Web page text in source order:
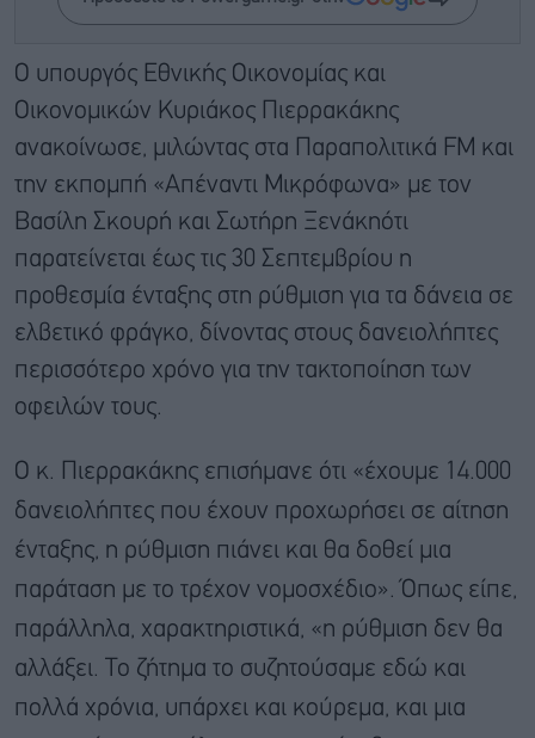
Ο υπουργός Εθνικής Οικονομίας και
Οικονομικών Κυριάκος Πιερρακάκης
ανακοίνωσε, μιλώντας στα Παραπολιτικά FM και
την εκπομπή «Απέναντι Μικρόφωνα» με τον
Βασίλη Σκουρή και Σωτήρη Ξενάκηότι
παρατείνεται έως τις 30 Σεπτεμβρίου η
προθεσμία ένταξης στη ρύθμιση για τα δάνεια σε
ελβετικό φράγκο, δίνοντας στους δανειολήπτες
περισσότερο χρόνο για την τακτοποίηση των
οφειλών τους.
Ο κ. Πιερρακάκης επισήμανε ότι «έχουμε 14.000
δανειολήπτες που έχουν προχωρήσει σε αίτηση
ένταξης, η ρύθμιση πιάνει και θα δοθεί μια
παράταση με το τρέχον νομοσχέδιο». Όπως είπε,
παράλληλα, χαρακτηριστικά, «η ρύθμιση δεν θα
αλλάξει. Το ζήτημα το συζητούσαμε εδώ και
πολλά χρόνια, υπάρχει και κούρεμα, και μια